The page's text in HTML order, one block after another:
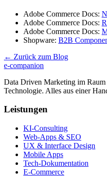
Adobe Commerce Docs:
Adobe Commerce Docs:
Adobe Commerce Docs:
Shopware: B2B
← Zurück zum Blog
e-companion
Data Driven Marketing im
Technologie. Alles aus einer
Leistungen
KI-Consulting
Web-Apps & SEO
UX & Interface Design
Mobile Apps
Tech-Dokumentation
E-Commerce